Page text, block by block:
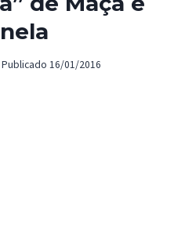
Publicado 16/01/2016